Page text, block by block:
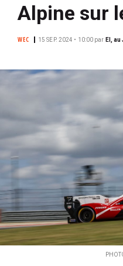
p
Alpine sur
WEC 15 SEP. 2024 • 10:00 par EI,